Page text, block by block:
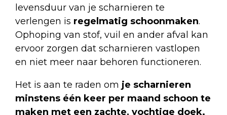
levensduur van je scharnieren te
verlengen is regelmatig schoonmaken.
Ophoping van stof, vuil en ander afval kan
ervoor zorgen dat scharnieren vastlopen
en niet meer naar behoren functioneren.
Het is aan te raden om je scharnieren
minstens één keer per maand schoon te
maken met een zachte, vochtige doek.